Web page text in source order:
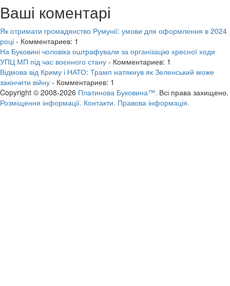
Ваші коментарі
Як отримати громадянство Румунії: умови для оформлення в 2024
році - Комментариев: 1
На Буковині чоловіка оштрафували за організацію хресної ходи
УПЦ МП під час воєнного стану - Комментариев: 1
Відмова від Криму і НАТО: Трамп натякнув як Зеленський може
закінчити війну - Комментариев: 1
Copyright © 2008-2026 Платинова Буковина™. Всі права захищено.
Розміщення інформації. Контакти. Правова інформація.